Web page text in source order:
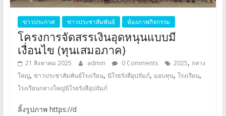
ข่าวประกาศ ข่าวประชาสัมพันธ์ ห้องภาพกิจกรรม
โครงการจัดสรรเงินอุดหนุนแบบมี
เงื่อนไข (ทุนเสมอภาค)
21 สิงหาคม 2025 admin 0 Comments 2025, กลาง
ใหญ่, ข่าวประชาสัมพันธ์โรงเรียน, นิโรธรังสีอุปถัมภ์, มอบทุน, โรงเรียน,
โรงเรียนกลางใหญ่นิโรธรังสีอุปถัมภ์
ลิ้งรูปภาพ https://d